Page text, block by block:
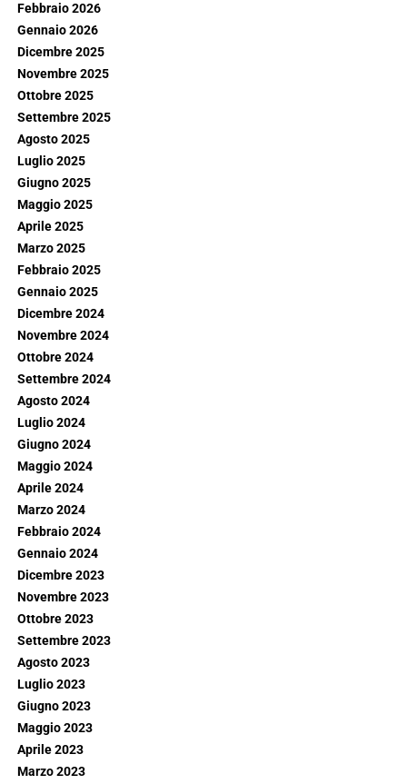
Febbraio 2026
Gennaio 2026
Dicembre 2025
Novembre 2025
Ottobre 2025
Settembre 2025
Agosto 2025
Luglio 2025
Giugno 2025
Maggio 2025
Aprile 2025
Marzo 2025
Febbraio 2025
Gennaio 2025
Dicembre 2024
Novembre 2024
Ottobre 2024
Settembre 2024
Agosto 2024
Luglio 2024
Giugno 2024
Maggio 2024
Aprile 2024
Marzo 2024
Febbraio 2024
Gennaio 2024
Dicembre 2023
Novembre 2023
Ottobre 2023
Settembre 2023
Agosto 2023
Luglio 2023
Giugno 2023
Maggio 2023
Aprile 2023
Marzo 2023